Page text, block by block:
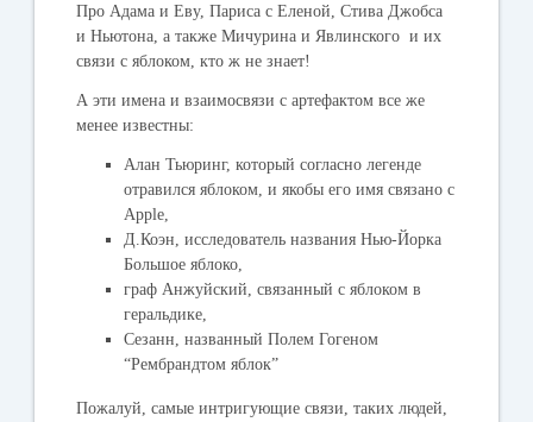
Про Адама и Еву, Париса с Еленой, Стива Джобса
и Ньютона, а также Мичурина и Явлинского и их
связи с яблоком, кто ж не знает!
А эти имена и взаимосвязи с артефактом все же
менее известны:
Алан Тьюринг, который согласно легенде
отравился яблоком, и якобы его имя связано с
Apple,
Д.Коэн, исследователь названия Нью-Йорка
Большое яблоко,
граф Анжуйский, связанный с яблоком в
геральдике,
Сезанн, названный Полем Гогеном
“Рембрандтом яблок”
Пожалуй, самые интригующие связи, таких людей,